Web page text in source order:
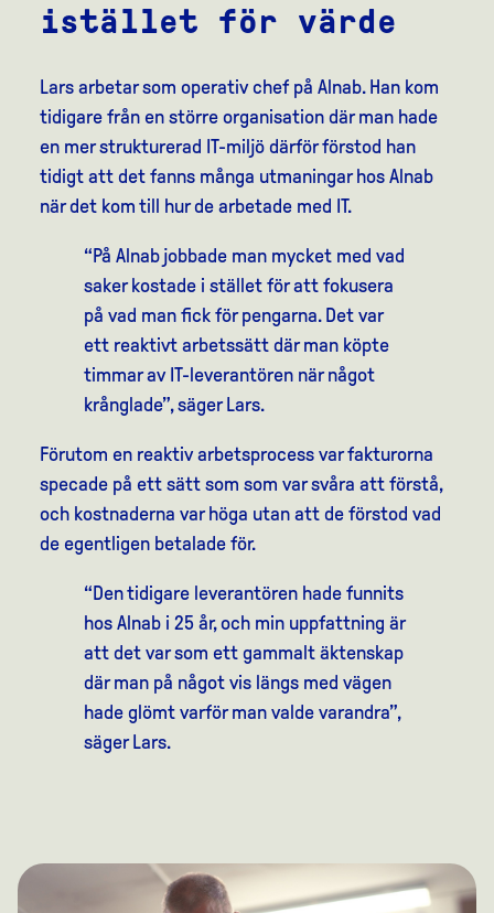
istället för värde
Lars arbetar som operativ chef på Alnab. Han kom
tidigare från en större organisation där man hade
en mer strukturerad IT-miljö därför förstod han
tidigt att det fanns många utmaningar hos Alnab
när det kom till hur de arbetade med IT.
“På Alnab jobbade man mycket med vad
saker kostade i stället för att fokusera
på vad man fick för pengarna. Det var
ett reaktivt arbetssätt där man köpte
timmar av IT-leverantören när något
krånglade”, säger Lars.
Förutom en reaktiv arbetsprocess var fakturorna
specade på ett sätt som som var svåra att förstå,
och kostnaderna var höga utan att de förstod vad
de egentligen betalade för.
“Den tidigare leverantören hade funnits
hos Alnab i 25 år, och min uppfattning är
att det var som ett gammalt äktenskap
där man på något vis längs med vägen
hade glömt varför man valde varandra”,
säger Lars.